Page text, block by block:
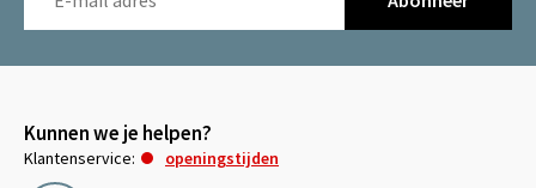
Kunnen we je helpen?
Klantenservice:
openingstijden